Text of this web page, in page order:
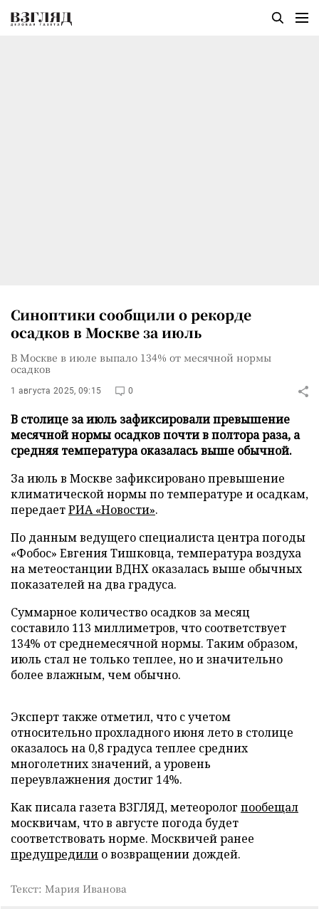
Синоптики сообщили о рекорде
осадков в Москве за июль
В Москве в июле выпало 134% от месячной нормы
осадков
1 августа 2025, 09:15 0
В столице за июль зафиксировали превышение
месячной нормы осадков почти в полтора раза, а
средняя температура оказалась выше обычной.
За июль в Москве зафиксировано превышение
климатической нормы по температуре и осадкам,
передаетРИА «Новости».
По данным ведущего специалиста центра погоды
«Фобос» Евгения Тишковца, температура воздуха
на метеостанции ВДНХ оказалась выше обычных
показателей на два градуса.
Суммарное количество осадков за месяц
составило 113 миллиметров, что соответствует
134% от среднемесячной нормы. Таким образом,
июль стал не только теплее, но и значительно
более влажным, чем обычно.
Эксперт также отметил, что с учетом
относительно прохладного июня лето в столице
оказалось на 0,8 градуса теплее средних
многолетних значений, а уровень
переувлажнения достиг 14%.
Как писала газета ВЗГЛЯД, метеоролог пообещал
москвичам, что в августе погода будет
соответствовать норме. Москвичей ранее
предупредили о возвращении дождей.
Текст: Мария Иванова